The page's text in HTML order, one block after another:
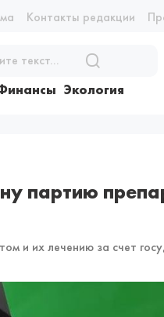
Контакты редакции
Экология
партию
и их лечению за счет